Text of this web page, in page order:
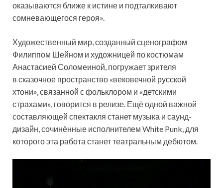
оказываются ближе к истине и подталкивают
сомневающегося героя».
Художественный мир, созданный сценографом
Филиппом Шейном и художницей по костюмам
Анастасией Соломеиной, погружает зрителя
в сказочное пространство «вековечной русской
хтони», связанной с фольклором и «детскими
страхами», говорится в релизе. Ещё одной важной
составляющей спектакля станет музыка и саунд-
дизайн, сочинённые исполнителем White Punk, для
которого эта работа станет театральным дебютом.